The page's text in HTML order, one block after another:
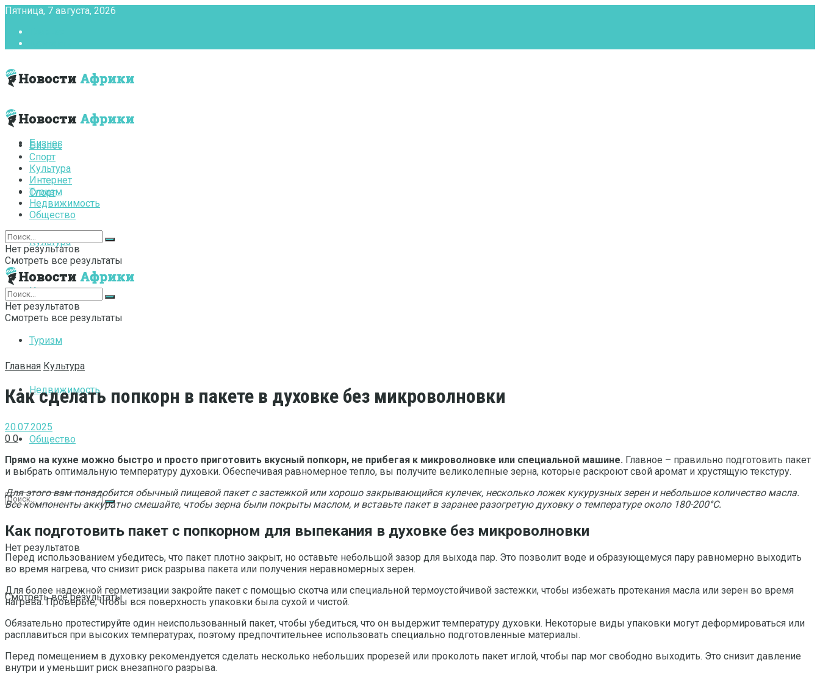
Пятница, 7 августа, 2026
Бизнес
Спорт
Культура
Интернет
Туризм
Недвижимость
Общество
Нет результатов
Смотреть все результаты
Бизнес
Спорт
Культура
Интернет
Туризм
Недвижимость
Общество
Нет результатов
Смотреть все результаты
Нет результатов
Смотреть все результаты
Главная Культура
Как сделать попкорн в пакете в духовке без микроволновки
20.07.2025
0 0
Прямо на кухне можно быстро и просто приготовить вкусный попкорн, не прибегая к микроволновке или специальной машине. Главное – правильно подготовить пакет
и выбрать оптимальную температуру духовки. Обеспечивая равномерное тепло, вы получите великолепные зерна, которые раскроют свой аромат и хрустящую текстуру.
Для этого вам понадобится обычный пищевой пакет с застежкой или хорошо закрывающийся кулечек, несколько ложек кукурузных зерен и небольшое количество масла.
Все компоненты аккуратно смешайте, чтобы зерна были покрыты маслом, и вставьте пакет в заранее разогретую духовку о температуре около 180-200°C.
Как подготовить пакет с попкорном для выпекания в духовке без микроволновки
Перед использованием убедитесь, что пакет плотно закрыт, но оставьте небольшой зазор для выхода пар. Это позволит воде и образующемуся пару равномерно выходить
во время нагрева, что снизит риск разрыва пакета или получения неравномерных зерен.
Для более надежной герметизации закройте пакет с помощью скотча или специальной термоустойчивой застежки, чтобы избежать протекания масла или зерен во время
нагрева. Проверьте, чтобы вся поверхность упаковки была сухой и чистой.
Обязательно протестируйте один неиспользованный пакет, чтобы убедиться, что он выдержит температуру духовки. Некоторые виды упаковки могут деформироваться или
расплавиться при высоких температурах, поэтому предпочтительнее использовать специально подготовленные материалы.
Перед помещением в духовку рекомендуется сделать несколько небольших прорезей или проколоть пакет иглой, чтобы пар мог свободно выходить. Это снизит давление
внутри и уменьшит риск внезапного разрыва.